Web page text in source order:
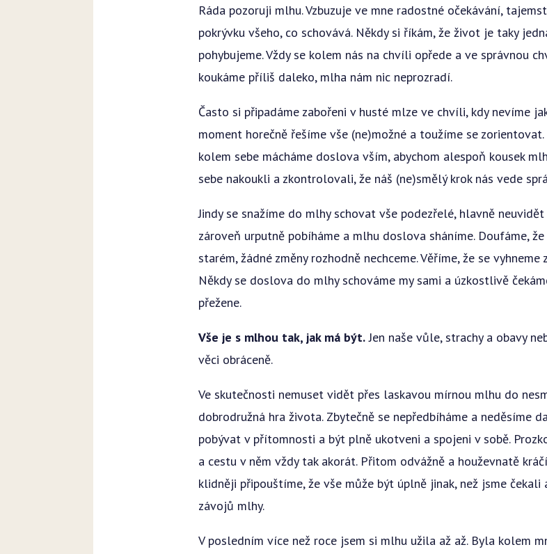
Ráda pozoruji mlhu. Vzbuzuje ve mne radostné očekávání,
pokrývku všeho, co schovává. Někdy si říkám, že život je taky
pohybujeme. Vždy se kolem nás na chvíli opřede a ve správnou
koukáme příliš daleko, mlha nám nic neprozradí.
Často si připadáme zabořeni v husté mlze ve chvíli, kdy nevíme
moment horečně řešíme vše (ne)možné a toužíme se
kolem sebe mácháme doslova vším, abychom alespoň kousek
sebe nakoukli a zkontrolovali, že náš (ne)smělý krok nás vede
Jindy se snažíme do mlhy schovat vše podezřelé, hlavně
zároveň urputně pobíháme a mlhu doslova sháníme. Doufáme,
starém, žádné změny rozhodně nechceme. Věříme, že se
Někdy se doslova do mlhy schováme my sami a úzkostlivě
přežene.
Vše je s mlhou tak, jak má být.Jen naše vůle, strachy a obavy
věci obráceně.
Ve skutečnosti nemuset vidět přes laskavou mírnou mlhu do
dobrodružná hra života. Zbytečně se nepředbíháme a neděsíme
pobývat v přítomnosti a být plně ukotveni a spojeni v sobě.
a cestu v něm vždy tak akorát. Přitom odvážně a houževnatě
klidněji připouštíme, že vše může být úplně jinak, než jsme
závojů mlhy.
V posledním více než roce jsem si mlhu užila až až. Byla kolem